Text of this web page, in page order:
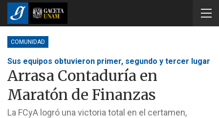
COMUNIDAD
Sus equipos obtuvieron primer, segundo y tercer lugar
Arrasa Contaduría en
Maratón de Finanzas
La FCyA logró una victoria total en el certamen,